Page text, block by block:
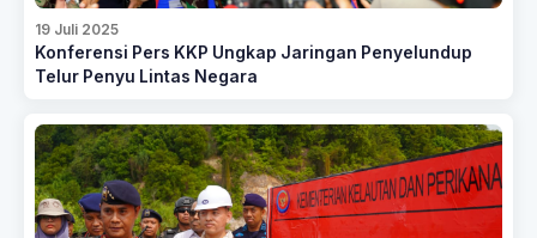
19 Juli 2025
Konferensi Pers KKP Ungkap Jaringan Penyelundup
Telur Penyu Lintas Negara